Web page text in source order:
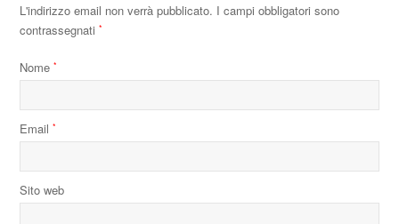
L'indirizzo email non verrà pubblicato. I campi obbligatori sono
contrassegnati*
Nome*
Email*
Sito web